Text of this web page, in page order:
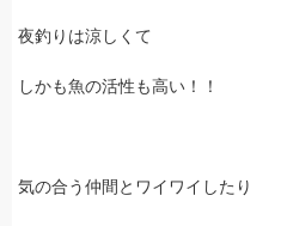
夜釣りは涼しくて
しかも魚の活性も高い！！
気の合う仲間とワイワイしたり